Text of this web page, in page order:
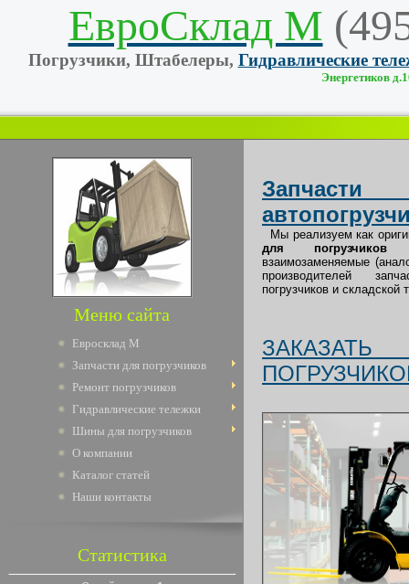
ЕвроСклад М
Погрузчики, Штабелеры, Гидравлические
Энергетиков
Меню сайта
Евросклад М
Запчасти для погрузчиков
Ремонт погрузчиков
Гидравлические тележки
Шины для погрузчиков
О компании
Каталог статей
Наши контакты
Статистика
Мы реализуем как
для
взаимозаменяемые
производителей
погрузчиков и складской